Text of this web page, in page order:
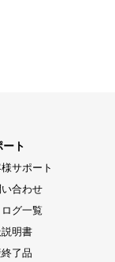
ート
サポート
合わせ
グ一覧
明書
了品